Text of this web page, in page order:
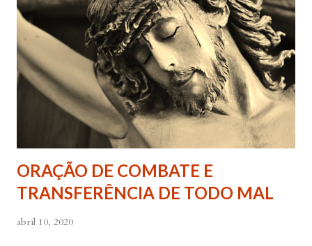
envolver. Mas, neste momento, eu me agarro com
todas as minhas forças ao poder de Tua Santa Cruz.
Jesus, eu suplico que o Senhor ordene a todas as
forças espirituais malignas que me amarram e
atormentam por meio desses sentimentos para que se
afastem de mim juntamente com todas as suas
tentações. Senhor Jesus, a partir de agora eu não
de impotência, de apego, de escravidão
sentimental, de devassidão, de adultério, de
ORAÇÃO DE COMBATE E
TRANSFERÊNCIA DE TODO MAL
abril 10, 2020